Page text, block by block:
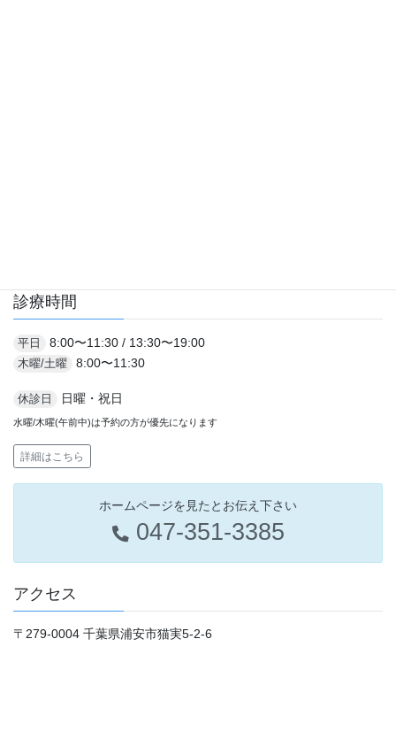
診療時間
平日 8:00〜11:30 / 13:30〜19:00
木曜/土曜 8:00〜11:30
休診日 日曜・祝日
水曜/木曜(午前中)は予約の方が優先になります
詳細はこちら
ホームページを見たとお伝え下さい
047-351-3385
アクセス
〒279-0004 千葉県浦安市猫実5-2-6